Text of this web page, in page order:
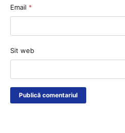
Email *
Sit web